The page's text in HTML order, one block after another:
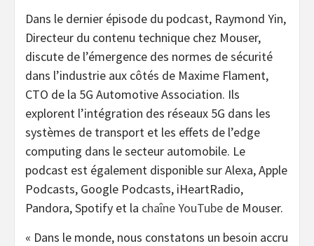
Dans le dernier épisode du podcast, Raymond Yin,
Directeur du contenu technique chez Mouser,
discute de l’émergence des normes de sécurité
dans l’industrie aux côtés de Maxime Flament,
CTO de la 5G Automotive Association. Ils
explorent l’intégration des réseaux 5G dans les
systèmes de transport et les effets de l’edge
computing dans le secteur automobile. Le
podcast est également disponible sur Alexa, Apple
Podcasts, Google Podcasts, iHeartRadio,
Pandora, Spotify et la chaîne YouTube de Mouser.
« Dans le monde, nous constatons un besoin accru